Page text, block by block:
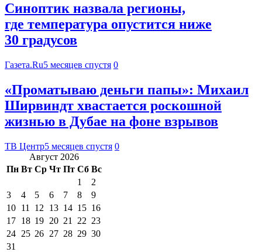
Синоптик назвала регионы,
где температура опустится ниже
30 градусов
Газета.Ru5 месяцев спустя 0
«Проматываю деньги папы»: Михаил
Ширвиндт хвастается роскошной
жизнью в Дубае на фоне взрывов
ТВ Центр5 месяцев спустя 0
Август 2026
Пн Вт Ср Чт Пт Сб Вс
1
2
3
4 5 6 7 8
9
10 11 12 13 14 15 16
17 18 19 20 21 22 23
24 25 26 27 28 29 30
31